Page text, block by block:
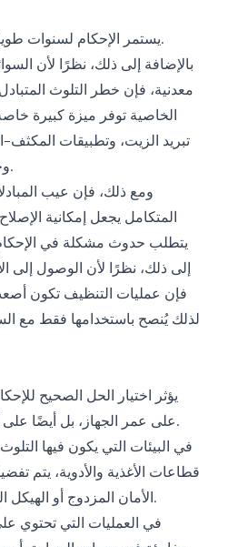
• يستمر الإحكام لسنوات طويلة دون الحاجة إلى صيانة.
بالإضافة إلى ذلك، نظرًا لأن
معدنية، فإن خطر التلوث
الخاصية توفر ميزة كبيرة
تبريد الزيت، وتطبيقات
وخطوط العمليات الكيميائية.
ومع ذلك، فإن عيب
المتكامل يجعل إمكانية
يتطلب حدوث مشكلة في الإحكام
إلى ذلك، نظرًا لأن الوصول إلى
فإن عمليات التنظيف تكون أصعب
لذلك يُنصح باستخدامها فقط مع
يؤثر اختيار الحل الصحيح
على عمر الجهاز، بل أيضًا على أمان العملية وجودة المنتج.
قطاعات الأغذية والأدوية، يتم
الأمان المزدوج أو الهيكل المحكم للمبادلات الملحومة.